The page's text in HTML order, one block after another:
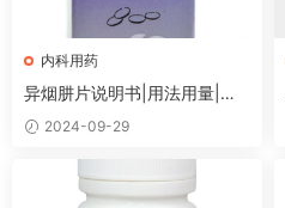
内科用药
异烟肼片说明书|用法用量|注
意事项2024-09-29